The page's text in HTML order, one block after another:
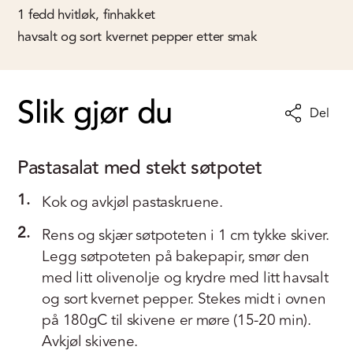
1 fedd hvitløk, finhakket
havsalt og sort kvernet pepper etter smak
Slik gjør du Del
Pastasalat med stekt søtpotet
1. Kok og avkjøl pastaskruene.
2. Rens og skjær søtpoteten i 1 cm tykke skiver.
Legg søtpoteten på bakepapir, smør den
med litt olivenolje og krydre med litt havsalt
og sort kvernet pepper. Stekes midt i ovnen
på 180gC til skivene er møre (15-20 min).
Avkjøl skivene.